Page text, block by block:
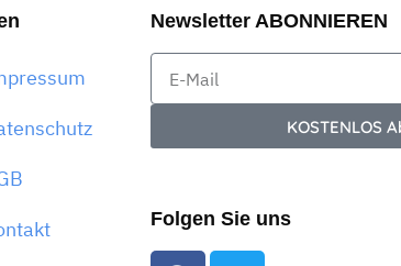
Newsletter ABONNIEREN
KOSTENLOS
Folgen Sie uns